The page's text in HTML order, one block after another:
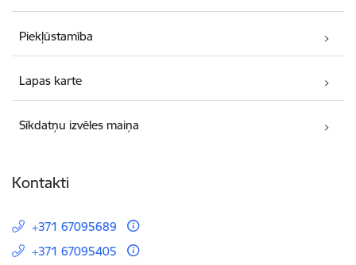
Piekļūstamība
Lapas karte
Sīkdatņu izvēles maiņa
Kontakti
+371 67095689
+371 67095405